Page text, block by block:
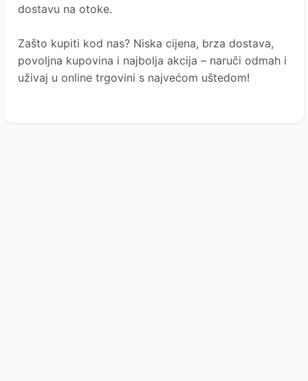
dostavu na otoke.
Zašto kupiti kod nas? Niska cijena, brza dostava,
povoljna kupovina i najbolja akcija – naruči odmah i
uživaj u online trgovini s najvećom uštedom!